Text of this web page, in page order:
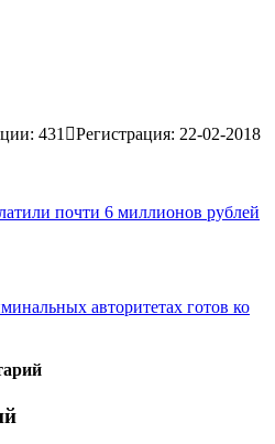
431 Регистрация: 22-02-2018
почти 6 миллионов рублей
авторитетах готов ко